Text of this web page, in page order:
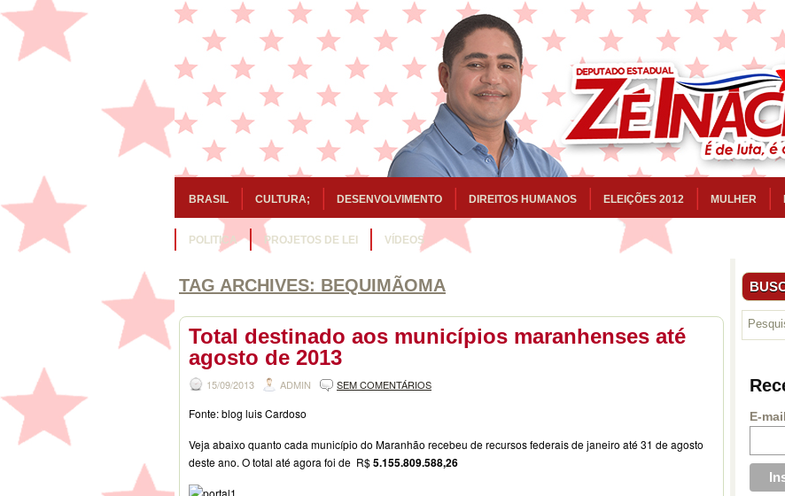
BRASIL CULTURA; DESENVOLVIMENTO DIREITOS HUMANOS ELEIÇÕES 2012 MULHER
POLITICA PROJETOS DE LEI VÍDEOS
TAG ARCHIVES: BEQUIMÃOMA
Total destinado aos municípios maranhenses até
agosto de 2013
15/09/2013 ADMIN SEM COMENTÁRIOS
Fonte: blog luis Cardoso
Veja abaixo quanto cada município do Maranhão recebeu de recursos federais de janeiro até 31 de agosto
deste ano. O total até agora foi de R$5.155.809.588,26
E-mail